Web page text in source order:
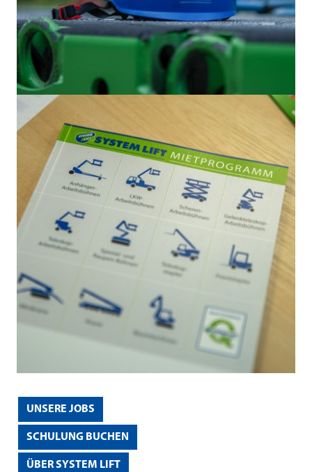
UNSERE JOBS
SCHULUNG BUCHEN
ÜBER SYSTEM LIFT